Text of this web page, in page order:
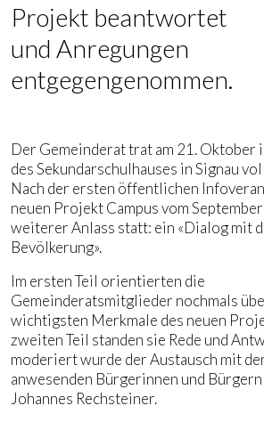
Projekt beantwortet
und Anregungen
entgegengenommen.
Der Gemeinderat trat am 21. Oktober
des Sekundarschulhauses in Signau
Nach der ersten öffentlichen
neuen Projekt Campus vom
weiterer Anlass statt: ein «Dialog mit
Bevölkerung».
Im ersten Teil orientierten die
Gemeinderatsmitglieder nochmals
wichtigsten Merkmale des neuen
zweiten Teil standen sie Rede und
moderiert wurde der Austausch mit
anwesenden Bürgerinnen und
Johannes Rechsteiner.